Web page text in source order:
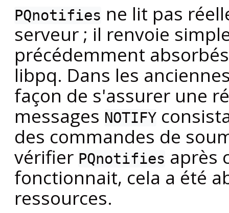
PQnotifies ne lit pas
serveur ; il renvoie
précédemment
libpq. Dans les
façon de s'assurer une
messages NOTIFY
des commandes de
vérifier PQnotifies après
fonctionnait, cela a été
ressources.